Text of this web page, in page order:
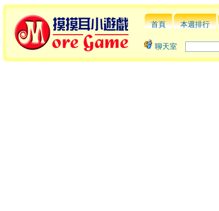
首頁 本週排行
聊天室